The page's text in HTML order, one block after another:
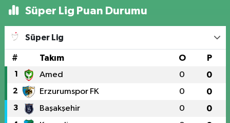
Süper Lig Puan Durumu
Süper Lig
# Takım O P
1 Amed 0 0
2 Erzurumspor FK 0 0
3 Başakşehir 0 0